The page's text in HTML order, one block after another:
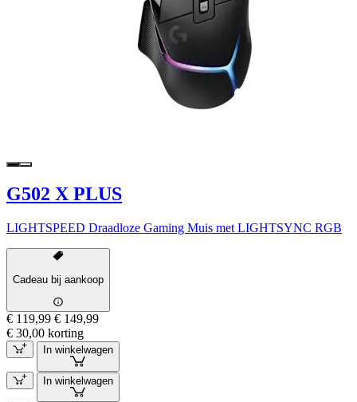
G502 X PLUS
LIGHTSPEED Draadloze Gaming Muis met LIGHTSYNC RGB
Cadeau bij aankoop
€ 119,99 € 149,99
€ 30,00 korting
In winkelwagen
In winkelwagen